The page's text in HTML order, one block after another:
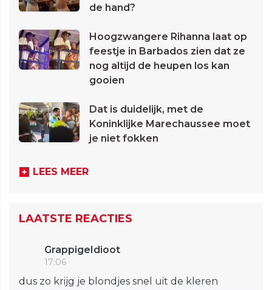
de hand?
Hoogzwangere Rihanna laat op
feestje in Barbados zien dat ze
nog altijd de heupen los kan
gooien
Dat is duidelijk, met de
Koninklijke Marechaussee moet
je niet fokken
LEES MEER
LAATSTE REACTIES
GrappigeIdioot
17:06
dus zo krijg je blondjes snel uit de kleren